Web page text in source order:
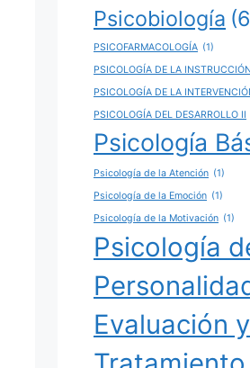
Psicobiología
PSICOFARMACOLOGÍA (1)
PSICOLOGÍA DE LA INSTRUCCIÓN
PSICOLOGÍA DE LA
PSICOLOGÍA DEL DESARROLLO II
Psicología
Psicología de la Atención (1)
Psicología de la Emoción (1)
Psicología de la Motivación (1)
Psicología
Evaluación y